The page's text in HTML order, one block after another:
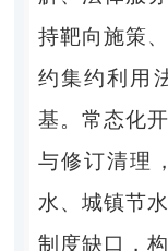
持靶向施策
约集约利用
基。 常态化
与修订清理
水、城镇节
制度缺口，